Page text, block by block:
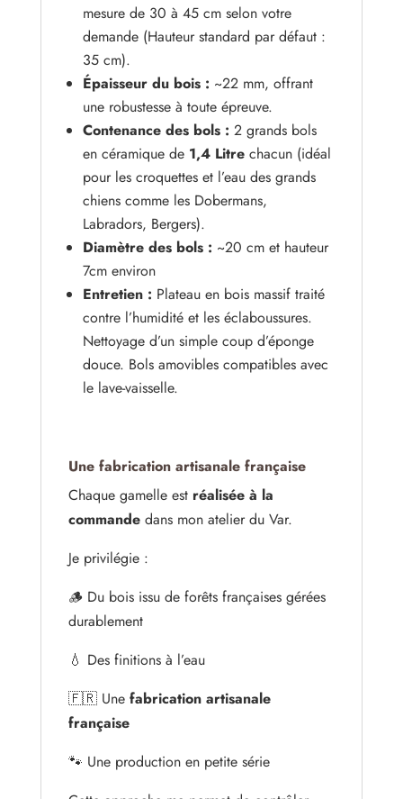
mesure de 30 à 45 cm selon votre
demande (Hauteur standard par défaut :
35 cm).
Épaisseur du bois : ~22 mm, offrant
une robustesse à toute épreuve.
Contenance des bols : 2 grands bols
en céramique de 1,4 Litrechacun (idéal
pour les croquettes et l’eau des grands
chiens comme les Dobermans,
Labradors, Bergers).
Diamètre des bols : ~20 cm et hauteur
7cm environ
Entretien : Plateau en bois massif traité
contre l’humidité et les éclaboussures.
Nettoyage d’un simple coup d’éponge
douce. Bols amovibles compatibles avec
le lave-vaisselle.
Une fabrication artisanale française
Chaque gamelle est réalisée à la
commandedans mon atelier du Var.
Je privilégie :
🪵 Du bois issu de forêts françaises gérées
durablement
💧 Des finitions à l’eau
🇫🇷 Une fabrication artisanale
française
🐾 Une production en petite série